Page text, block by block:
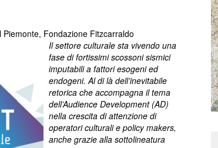
Fondazione Fitzcarraldo
Il settore culturale sta vivendo una
fase di fortissimi scossoni sismici
imputabili a fattori esogeni ed
endogeni. Al di là dell’inevitabile
retorica che accompagna il tema
dell’Audience Development (AD)
nella crescita di attenzione di
operatori culturali e policy makers,
anche grazie alla sottolineatura